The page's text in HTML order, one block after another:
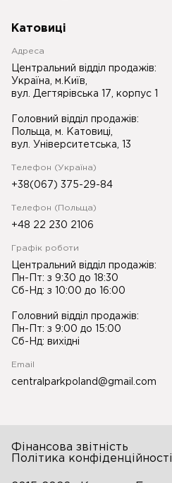
Катовиці
Адреса
Центральний відділ продажів:
Україна, м.Київ,
вул. Дегтярівська 17, корпус 1
Головний відділ продажів:
Польща, м. Катовиці,
вул. Університетська, 13
Телефон (Україна)
+38(067) 375-29-84
Телефон (Польща)
+48 22 230 2106
Графік роботи
Центральний відділ продажів:
Пн-Пт: з 9:30 до 18:30
Сб-Нд: з 10:00 до 16:00
Головний відділ продажів:
Пн-Пт: з 9:00 до 15:00
Сб-Нд: вихідні
Email
centralparkpoland@gmail.com
Фінансова звітність
Політика конфіденційності